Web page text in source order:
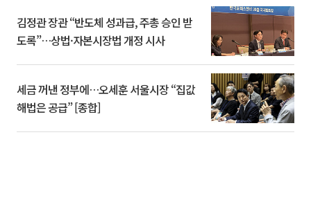
김정관 장관 “반도체 성과급, 주총 승인 받
도록”…상법·자본시장법 개정 시사
세금 꺼낸 정부에…오세훈 서울시장 “집값
해법은 공급” [종합]